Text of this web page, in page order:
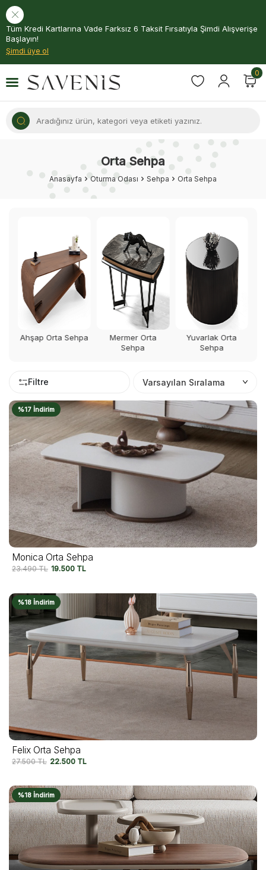
Tüm Kredi Kartlarına Vade Farksız 6 Taksit Fırsatıyla Şimdi Alışverişe
Başlayın!
Şimdi üye ol
0
Orta Sehpa
Anasayfa Oturma Odası Sehpa Orta Sehpa
Mermer Orta
Yuvarlak Orta
Sehpa
Kare Orta Sehpa
Filtre
%17 İndirim
Monica Orta Sehpa
23.490TL 19.500 TL
%18 İndirim
Felix Orta Sehpa
27.500TL 22.500 TL
%18 İndirim